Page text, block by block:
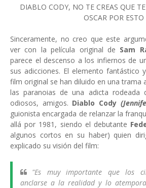
DIABLO CODY, NO TE CREAS QUE
OSCAR POR ESTO
Sinceramente, no creo que este
ver con la película original de Sam
parece el descenso a los infiernos de
sus adicciones. El elemento fantástico
film original se han diluido en una trama
las paranoias de una adicta rodeada
odiosos, amigos. Diablo Cody
guionista encargada de relanzar la
allá por 1981, siendo el debutante
algunos cortos en su haber) quien
explicado su visión del film:
"Es muy importante que los
anclarse a la realidad y lo